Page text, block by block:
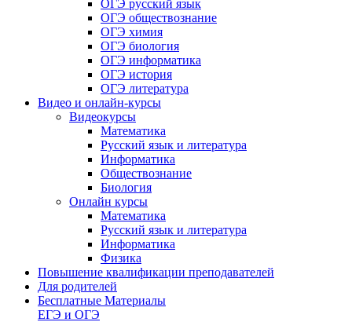
ОГЭ русский язык
ОГЭ обществознание
ОГЭ химия
ОГЭ биология
ОГЭ информатика
ОГЭ история
ОГЭ литература
Видео и онлайн-курсы
Видеокурсы
Математика
Русский язык и литература
Информатика
Обществознание
Биология
Онлайн курсы
Математика
Русский язык и литература
Информатика
Физика
Повышение квалификации преподавателей
Для родителей
Бесплатные Материалы
ЕГЭ и ОГЭ